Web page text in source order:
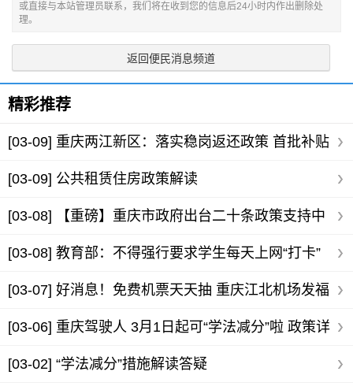
或直接与本站管理员联系，我们将在收到您的信息后24小时内作出删除处
理。
返回便民消息频道
精彩推荐
[03-09] 重庆两江新区：落实稳岗返还政策 首批补贴
企业48家
[03-09] 公共租赁住房政策解读
[03-08] 【重磅】重庆市政府出台二十条政策支持中
小企业共渡难关
[03-08] 教育部：不得强行要求学生每天上网“打卡”
[03-07] 好消息！免费机票天天抽 重庆江北机场发福
利
[03-06] 重庆驾驶人 3月1日起可“学法减分”啦 政策详
解看这里
[03-02] “学法减分”措施解读答疑